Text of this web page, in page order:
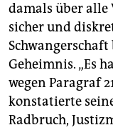
damals über alle
sicher und
Geheimnis. „Es
wegen Paragraf
konstatierte
Radbruch,